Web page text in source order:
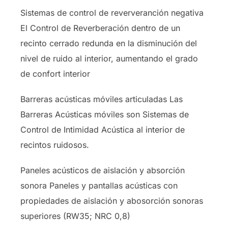
Sistemas de control de reververanción negativa
El Control de Reverberación dentro de un
recinto cerrado redunda en la disminución del
nivel de ruido al interior, aumentando el grado
de confort interior
Barreras acústicas móviles articuladas Las
Barreras Acústicas móviles son Sistemas de
Control de Intimidad Acústica al interior de
recintos ruidosos.
Paneles acústicos de aislación y absorción
sonora Paneles y pantallas acústicas con
propiedades de aislación y abosorción sonoras
superiores (RW35; NRC 0,8)